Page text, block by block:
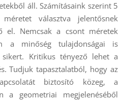
áll. Számításaink szerint 5
választva jelentősnek
el. Nemcsak a csont méretek
a minőség tulajdonságai is
Kritikus tényező lehet a
Tudjuk tapasztalatból, hogy az
biztosító közeg, a
a geometriai megjelenéséből